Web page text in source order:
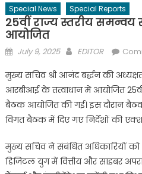
Special News
Special Reports
25वीं राज्य स्तरीय
आयोजित
Posted
July 9, 2025 Author
EDITOR
मुख्य सचिव श्री आनंद बर्द्धन की
आरबीआई के तत्वाधान में आयोजित
बैठक आयोजित की गई। इस दौरान
विगत बैठक में दिए गए निर्देशों की
मुख्य सचिव ने संबंधित अधिकारियों
डिजिटल युग में वित्तीय और साइबर